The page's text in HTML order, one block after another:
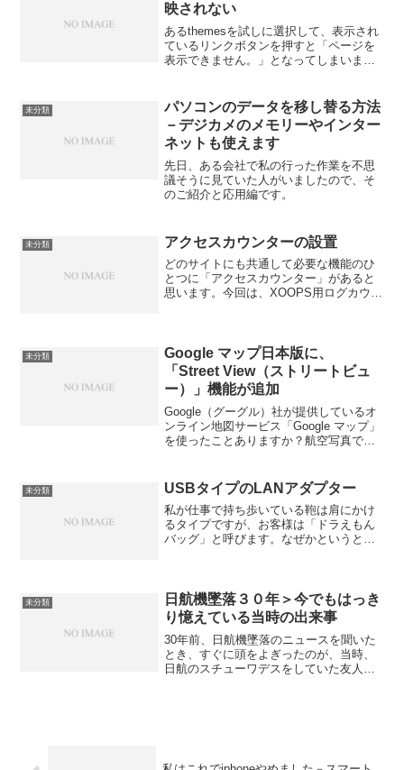
映されない
あるthemesを試しに選択して、表示され
ているリンクボタンを押すと「ページを
表示できません。」となってしまいまし
「modules/mylinks/」のように最後にス
ラ...
未分類
パソコンのデータを移し替る方法
－デジカメのメモリーやインター
ネットも使えます
先日、ある会社で私の行った作業を不思
議そうに見ていた人がいましたので、そ
のご紹介と応用編です。
未分類 アクセスカウンターの設置
どのサイトにも共通して必要な機能のひ
とつに「アクセスカウンター」があると
思います。今回は、XOOPS用ログカウン
未分類
Google マップ日本版に、
「Street View（ストリートビュ
ー）」機能が追加
Google（グーグル）社が提供しているオ
ンライン地図サービス「Google マップ」
を使ったことありますか？航空写真でも
な利用のされかたをしていると思いま
す。さて、実...
未分類 USBタイプのLANアダプター
私が仕事で持ち歩いている鞄は肩にかけ
るタイプですが、お客様は「ドラえもん
バッグ」と呼びます。なぜかというと、
にある「USBタイプのL...
未分類
日航機墜落３０年＞今でもはっき
り憶えている当時の出来事
30年前、日航機墜落のニュースを聞いた
とき、すぐに頭をよぎったのが、当時、
日航のスチューワデスをしていた友人の